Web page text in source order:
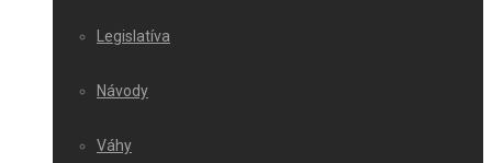
Legislatíva
Návody
Váhy